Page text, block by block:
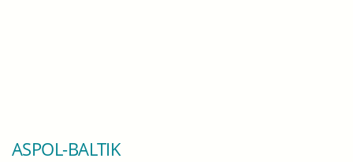
ASPOL-BALTIK